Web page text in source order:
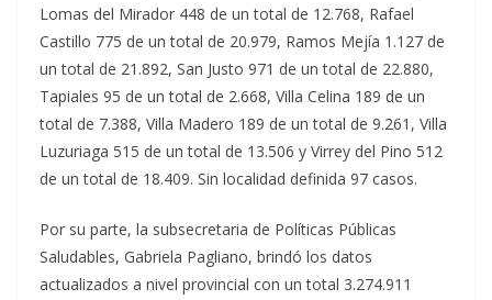
Lomas del Mirador 448 de un total de 12.768, Rafael
Castillo 775 de un total de 20.979, Ramos Mejía 1.127 de
un total de 21.892, San Justo 971 de un total de 22.880,
Tapiales 95 de un total de 2.668, Villa Celina 189 de un
total de 7.388, Villa Madero 189 de un total de 9.261, Villa
Luzuriaga 515 de un total de 13.506 y Virrey del Pino 512
de un total de 18.409. Sin localidad definida 97 casos.
Por su parte, la subsecretaria de Políticas Públicas
Saludables, Gabriela Pagliano, brindó los datos
actualizados a nivel provincial con un total 3.274.911